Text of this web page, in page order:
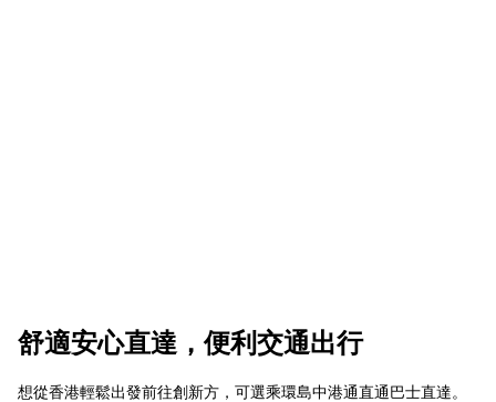
舒適安心直達，便利交通出行
想從香港輕鬆出發前往創新方，可選乘環島中港通直通巴士直達。